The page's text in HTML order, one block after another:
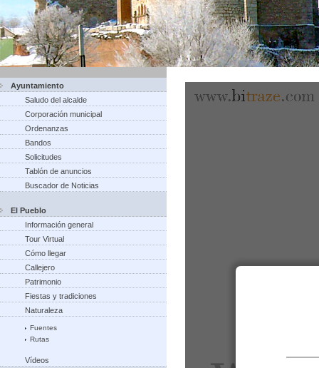
Ayuntamiento
Saludo del alcalde
Corporación municipal
Ordenanzas
Bandos
Solicitudes
Tablón de anuncios
Buscador de Noticias
El Pueblo
Información general
Tour Virtual
Cómo llegar
Callejero
Patrimonio
Fiestas y tradiciones
Naturaleza
Fuentes
Rutas
Vídeos